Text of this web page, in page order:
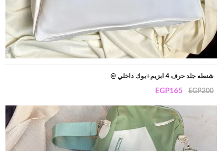
شنطه جلد حرف 4 ابزيم+بوك داخلي @
EGP200
EGP165